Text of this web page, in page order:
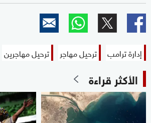
إدارة ترامب ترحيل مهاجر ترحيل مهاجرين
الأكثر قراءة